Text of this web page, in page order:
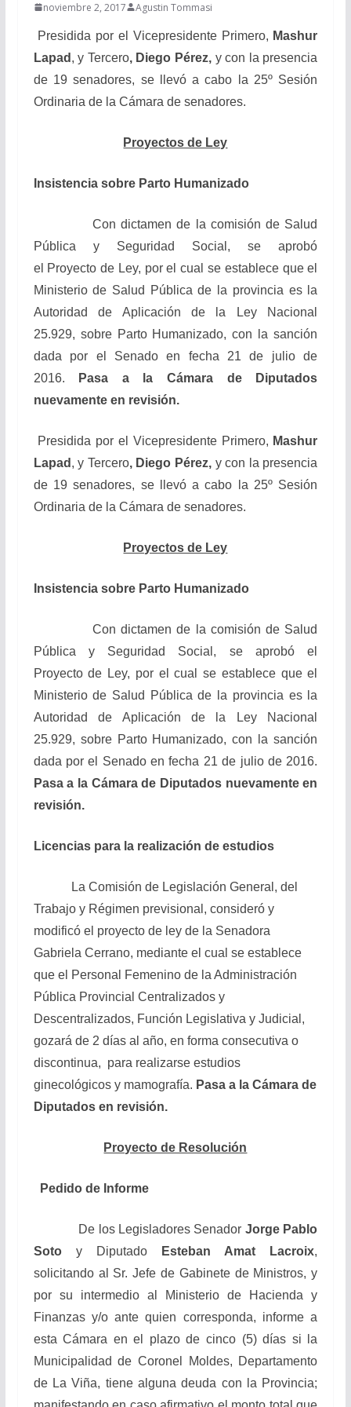
noviembre 2, 2017 Agustin Tommasi
Presidida por el Vicepresidente Primero, Mashur
Lapad , y Tercero, Diego Pérez, y con la presencia
de 19 senadores, se llevó a cabo la 25º Sesión
Ordinaria de la Cámara de senadores.
Proyectos de Ley
Insistencia sobre Parto Humanizado
Con dictamen de la comisión de Salud
Pública y Seguridad Social, se aprobó
el Proyecto de Ley, por el cual se establece que el
Ministerio de Salud Pública de la provincia es la
Autoridad de Aplicación de la Ley Nacional
25.929, sobre Parto Humanizado, con la sanción
dada por el Senado en fecha 21 de julio de
2016.
Pasa a la Cámara de Diputados
nuevamente en revisión.
Presidida por el Vicepresidente Primero, Mashur
Lapad , y Tercero, Diego Pérez, y con la presencia
de 19 senadores, se llevó a cabo la 25º Sesión
Ordinaria de la Cámara de senadores.
Proyectos de Ley
Insistencia sobre Parto Humanizado
Con dictamen de la comisión de Salud
Pública y Seguridad Social, se aprobó el
Proyecto de Ley, por el cual se establece que el
Ministerio de Salud Pública de la provincia es la
Autoridad de Aplicación de la Ley Nacional
25.929, sobre Parto Humanizado, con la sanción
dada por el Senado en fecha 21 de julio de 2016.
Pasa a la Cámara de Diputados nuevamente en
revisión.
Licencias para la realización de estudios
La Comisión de Legislación General, del
Trabajo y Régimen previsional, consideró y
modificó el proyecto de ley de la Senadora
Gabriela Cerrano, mediante el cual se establece
que el Personal Femenino de la Administración
Pública Provincial Centralizados y
Descentralizados, Función Legislativa y Judicial,
gozará de 2 días al año, en forma consecutiva o
discontinua, para realizarse estudios
ginecológicos y mamografía. Pasa a la Cámara de
Diputados en revisión.
Proyecto de Resolución
Pedido de Informe
De los Legisladores Senador Jorge Pablo
Sotoy Diputado Esteban Amat Lacroix,
solicitando al Sr. Jefe de Gabinete de Ministros, y
por su intermedio al Ministerio de Hacienda y
Finanzas y/o ante quien corresponda, informe a
esta Cámara en el plazo de cinco (5) días si la
Municipalidad de Coronel Moldes, Departamento
de La Viña, tiene alguna deuda con la Provincia;